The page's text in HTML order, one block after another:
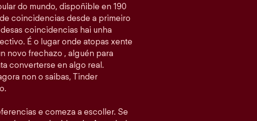
do mundo, dispoñible en 190
coincidencias desde a primeiro
coincidencias hai unha
É o lugar onde atopas xente
novo frechazo , alguén para
converterse en algo real.
non o saibas, Tinder
e comeza a escoller. Se